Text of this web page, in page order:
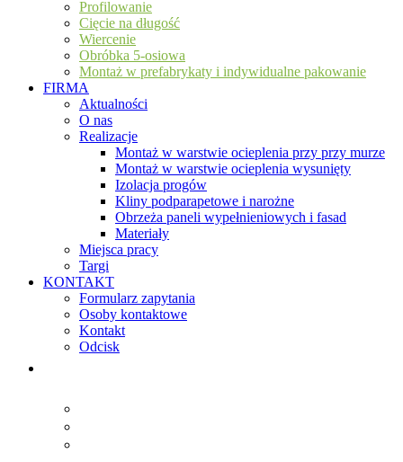
Profilowanie
Cięcie na długość
Wiercenie
Obróbka 5-osiowa
Montaż w prefabrykaty i indywidualne pakowanie
FIRMA
Aktualności
O nas
Realizacje
Montaż w warstwie ocieplenia przy przy murze
Montaż w warstwie ocieplenia wysunięty
Izolacja progów
Kliny podparapetowe i narożne
Obrzeża paneli wypełnieniowych i fasad
Materiały
Miejsca pracy
Targi
KONTAKT
Formularz zapytania
Osoby kontaktowe
Kontakt
Odcisk